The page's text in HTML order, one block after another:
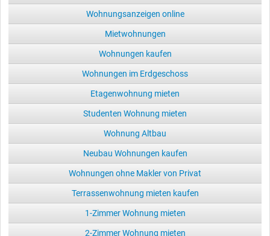
Wohnungsanzeigen online
Mietwohnungen
Wohnungen kaufen
Wohnungen im Erdgeschoss
Etagenwohnung mieten
Studenten Wohnung mieten
Wohnung Altbau
Neubau Wohnungen kaufen
Wohnungen ohne Makler von Privat
Terrassenwohnung mieten kaufen
1-Zimmer Wohnung mieten
2-Zimmer Wohnung mieten